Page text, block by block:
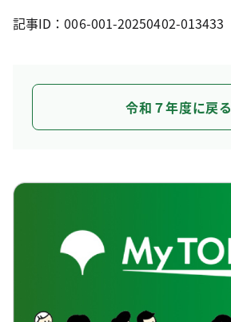
記事ID：006-001-20250402-013433
令和７年度に戻る